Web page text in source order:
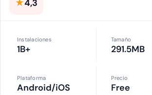
★4,3
Instalaciones
1B+
Tamaño
291.5MB
Plataforma
Android/iOS
Precio
Free